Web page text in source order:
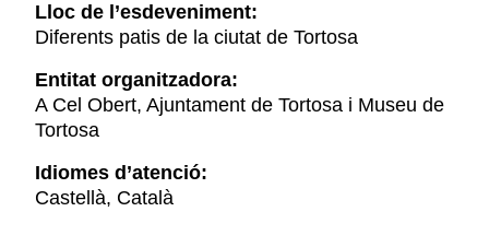
Lloc de l’esdeveniment:
Diferents patis de la ciutat de Tortosa
Entitat organitzadora:
A Cel Obert, Ajuntament de Tortosa i Museu de
Tortosa
Idiomes d’atenció:
Castellà, Català